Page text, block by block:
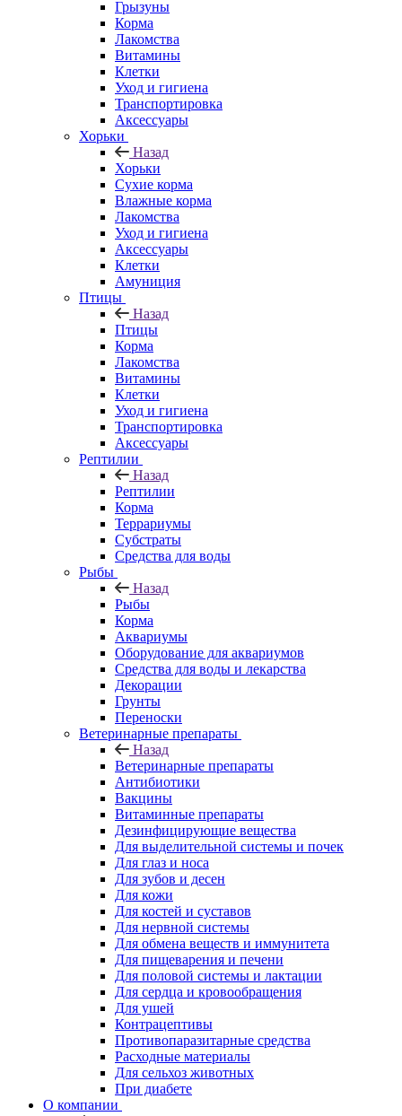
Грызуны
Корма
Лакомства
Витамины
Клетки
Уход и гигиена
Транспортировка
Аксессуары
Хорьки
Назад
Хорьки
Сухие корма
Влажные корма
Лакомства
Уход и гигиена
Аксессуары
Клетки
Амуниция
Птицы
Назад
Птицы
Корма
Лакомства
Витамины
Клетки
Уход и гигиена
Транспортировка
Аксессуары
Рептилии
Назад
Рептилии
Корма
Террариумы
Субстраты
Средства для воды
Рыбы
Назад
Рыбы
Корма
Аквариумы
Оборудование для аквариумов
Средства для воды и лекарства
Декорации
Грунты
Переноски
Ветеринарные препараты
Назад
Ветеринарные препараты
Антибиотики
Вакцины
Витаминные препараты
Дезинфицирующие вещества
Для выделительной системы и почек
Для глаз и носа
Для зубов и десен
Для кожи
Для костей и суставов
Для нервной системы
Для обмена веществ и иммунитета
Для пищеварения и печени
Для половой системы и лактации
Для сердца и кровообращения
Для ушей
Контрацептивы
Противопаразитарные средства
Расходные материалы
Для сельхоз животных
При диабете
О компании